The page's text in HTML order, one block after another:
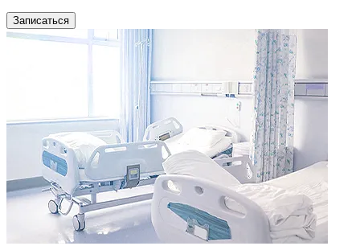
Записаться